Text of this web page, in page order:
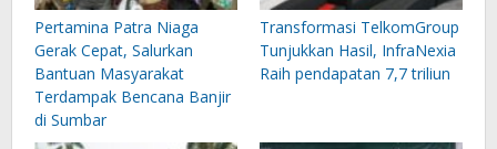
Pertamina Patra Niaga
Gerak Cepat, Salurkan
Bantuan Masyarakat
Terdampak Bencana Banjir
di Sumbar
Transformasi TelkomGroup
Tunjukkan Hasil, InfraNexia
Raih pendapatan 7,7 triliun